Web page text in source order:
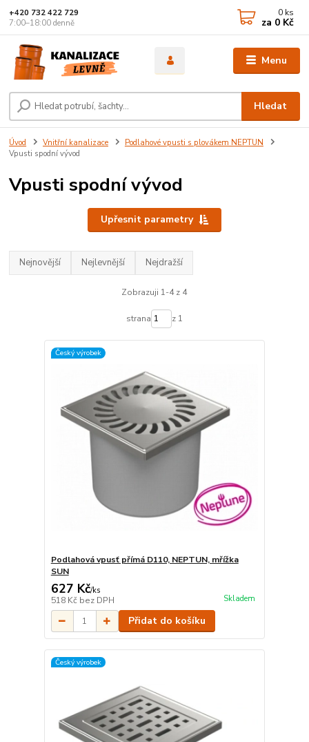
Menu
Hledat
+420 732 422 729
7:00–18:00 denně
0 ks
za 0 Kč
Úvod Vnitřní kanalizace
Podlahové vpusti s plovákem NEPTUN
Vpusti spodní vývod
Vpusti spodní vývod
Upřesnit parametry
Nejnovější Nejlevnější Nejdražší
Zobrazuji 1-4 z 4
strana z 1
Český výrobek
Podlahová vpusť přímá D110, NEPTUN, mřížka
SUN
627 Kč/ks
518 Kč bez DPH Skladem
Přidat do košíku
Český výrobek